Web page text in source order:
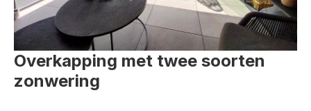
Overkapping met twee soorten
zonwering